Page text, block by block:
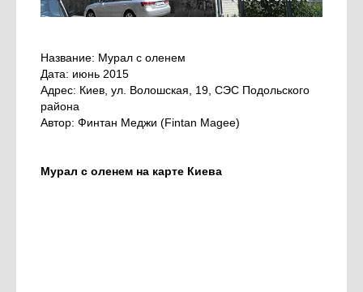
Название: Мурал с оленем
Дата: июнь 2015
Адрес: Киев, ул. Волошская, 19, СЭС Подольского
района
Автор: Финтан Меджи (Fintan Magee)
Мурал с оленем на карте Киева